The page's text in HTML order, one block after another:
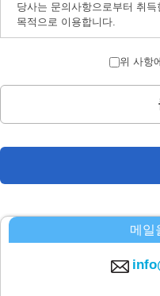
당사는 문의사항으로부터 취
목적으로 이용합니다.
취득한 개인정보는 법률상에
를 구하지 않은채로 제삼자에
계시 대상 개인정보의 계시 및
본인으로부터의 요청에 의하
주식회사 시스퀘어 개인정보
E-MAIL：info@c-square.co.jp
위 사항
메일